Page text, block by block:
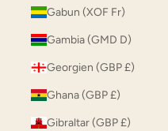
Gabun (XOF Fr)
Gambia (GMD D)
Georgien (GBP £)
Ghana (GBP £)
Gibraltar (GBP £)